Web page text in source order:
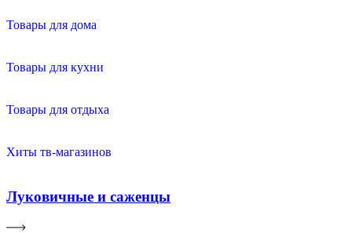
Товары для дома
Товары для кухни
Товары для отдыха
Хиты тв-магазинов
Луковичные и саженцы